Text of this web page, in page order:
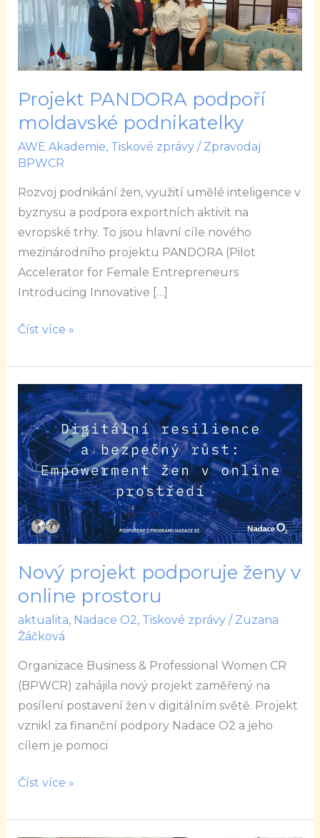
Projekt PANDORA podpoří
moldavské podnikatelky
AWE Akademie, Tiskové zprávy/ Zpravodaj
BPWCR
Rozvoj podnikání žen, využití umělé inteligence v
byznysu a podpora exportních aktivit na
evropské trhy. To jsou hlavní cíle nového
mezinárodního projektu PANDORA (Pilot
Accelerator for Female Entrepreneurs
Introducing Innovative […]
moldavské
podnikatelky
Číst více »
Nový projekt podporuje ženy v
online prostoru
aktualita, Nadace O2, Tiskové zprávy/ Zuzana
Žáčková
Organizace Business & Professional Women CR
(BPWCR) zahájila nový projekt zaměřený na
posílení postavení žen v digitálním světě. Projekt
vznikl za finanční podpory Nadace O2 a jeho
cílem je pomoci
Nový
projekt
podporuje
ženy
v
online
prostoru
Číst více »